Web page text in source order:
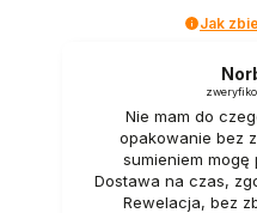
Jak
Nie mam do
opakowanie bez
sumieniem mogę
Dostawa na czas,
Rewelacja, bez